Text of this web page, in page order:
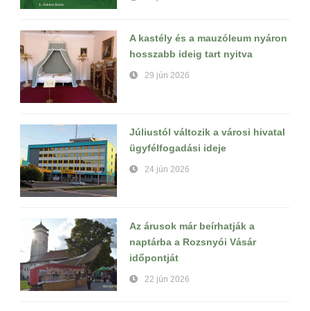
A kastély és a mauzóleum nyáron
hosszabb ideig tart nyitva
29 jún 2026
Júliustól változik a városi hivatal
ügyfélfogadási ideje
24 jún 2026
Az árusok már beírhatják a
naptárba a Rozsnyói Vásár
időpontját
22 jún 2026